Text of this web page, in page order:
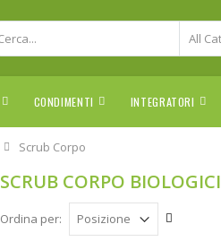
CONDIMENTI INTEGRATORI
Scrub Corpo
SCRUB CORPO BIOLOGICI
Ordina per: